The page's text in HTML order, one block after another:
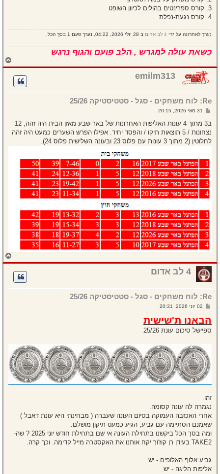
3. קורס ספרינטים בהולים לכיוון השופט
4. קורס נגעת-נפלת
נערך לאחרונה על ידי 4 לב אדום ב 28 יולי 2026, 04:22, נערך פעם 1 בסך הכל.
כשאת עולה למגרש , הלב פועם והגוף נרגש
ז
emilm313
Re: לוח משחקים - סגל - סטטיסטיקה 25/26
ש
י
ה
31 מאי 2026, 20:15
ב3 מתוך 4 עונות האליפות האחרונות של באר שבע מאזן הבית היה זהה, 12
נצחונות / 5 תוצאות תיקו / והפסד יחיד. אפילו הפרש השערים כמעט היה זהה
לחלוטין (2 מתוך 3 עונות עם פלוס 23 ובעונה השלישית פלוס 24).
ז
4 לב אדום
Re: לוח משחקים - סגל - סטטיסטיקה 25/26
ש
ח
ה
02 יוני 2026, 20:31
הבאנו ת'שישית
ספיישל סיכום עונת 25/26
זהו.
נגמרה לה עונה קסומה.
אחרי האכזבה העמוקה בסיום העונה שעברה ( מבחינתי היא עונת דאבל )
שאמנם הסתיימה עם גביע, הגיע כמעט תיקון מושלם.
ומה בסך הכל ביקשנו בתחילת העונה אי שם בתחילת חודש יוני 2025 ? שה-
TAKE2 בעידן רן קוז'וך יקח אותנו את האקסטרה מייל קדימה. וכך קרה.
גביע אלוף האלופים - יש
אליפות הליגה - יש